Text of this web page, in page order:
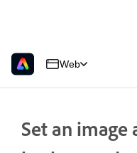
Web
Set an image